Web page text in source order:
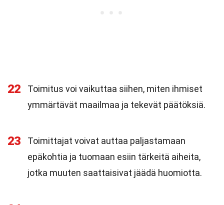
22
Toimitus voi vaikuttaa siihen, miten ihmiset
ymmärtävät maailmaa ja tekevät päätöksiä.
23
Toimittajat voivat auttaa paljastamaan
epäkohtia ja tuomaan esiin tärkeitä aiheita,
jotka muuten saattaisivat jäädä huomiotta.